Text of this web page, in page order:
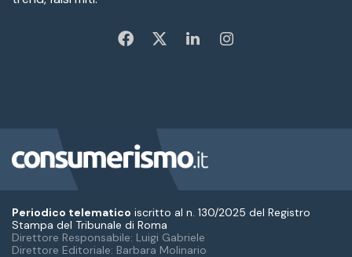
Periodico telematico iscritto al n. 130/2025 del Registro
Stampa del Tribunale di Roma
Direttore Responsabile: Luigi Gabriele
Direttore Editoriale: Barbara Molinario